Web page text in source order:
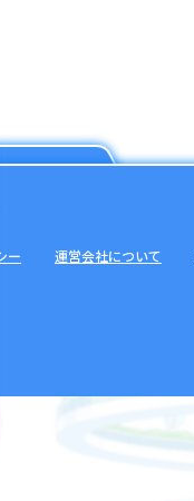
ー 運営会社について